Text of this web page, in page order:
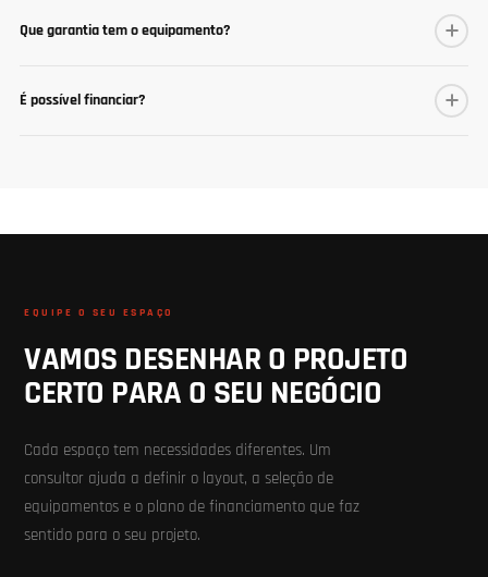
Que garantia tem o equipamento?
É possível financiar?
EQUIPE O SEU ESPAÇO
VAMOS DESENHAR O PROJETO
CERTO PARA O SEU NEGÓCIO
Cada espaço tem necessidades diferentes. Um
consultor ajuda a definir o layout, a seleção de
equipamentos e o plano de financiamento que faz
sentido para o seu projeto.